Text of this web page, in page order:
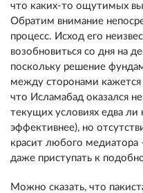
что каких-то ощутимых
Обратим внимание
процесс. Исход его
возобновиться со дня на
поскольку решение
между сторонами
что Исламабад оказался
текущих условиях едва ли
эффективнее), но
красит любого медиатора
даже приступать к
Можно сказать, что